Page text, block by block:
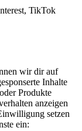
TikTok
wir dir auf
Inhalte
Produkte
anzeigen
setzen
ein: